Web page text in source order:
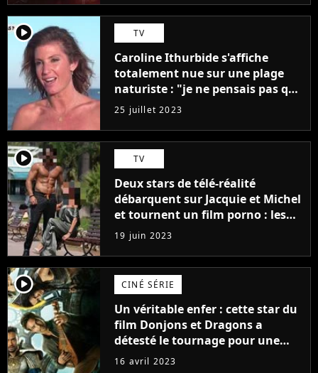
player2 TV
Caroline Ithurbide s'affiche
totalement nue sur une plage
naturiste : "je ne pensais pas que
j'arriverais à le faire..."
25 juillet 2023
player2 TV
Deux stars de télé-réalité
débarquent sur Jacquie et Michel
et tournent un film porno : les
premières images du tournage
(exclu)
19 juin 2023
player2 CINÉ SÉRIE
Un véritable enfer : cette star du
film Donjons et Dragons a
détesté le tournage pour une
raison très spéciale
16 avril 2023